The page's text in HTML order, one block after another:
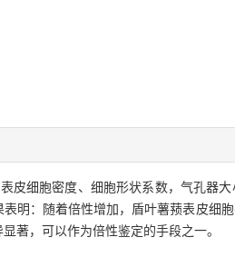
皮细胞密度、细胞形状系数，气孔器
明：随着倍性增加，盾叶薯蓣表皮细
著，可以作为倍性鉴定的手段之一。